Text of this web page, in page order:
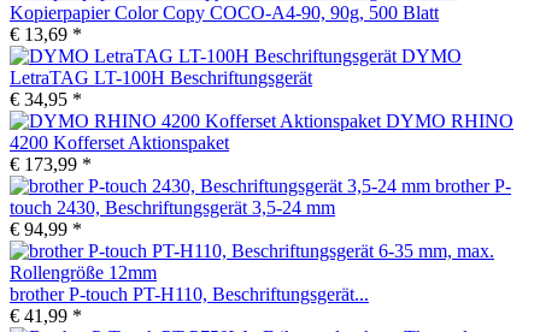
Kopierpapier Color Copy COCO-A4-90, 90g, 500 Blatt
€ 13,69 *
DYMO
LetraTAG LT-100H Beschriftungsgerät
€ 34,95 *
DYMO RHINO
4200 Kofferset Aktionspaket
€ 173,99 *
brother P-
touch 2430, Beschriftungsgerät 3,5-24 mm
€ 94,99 *
brother P-touch PT-H110, Beschriftungsgerät...
€ 41,99 *